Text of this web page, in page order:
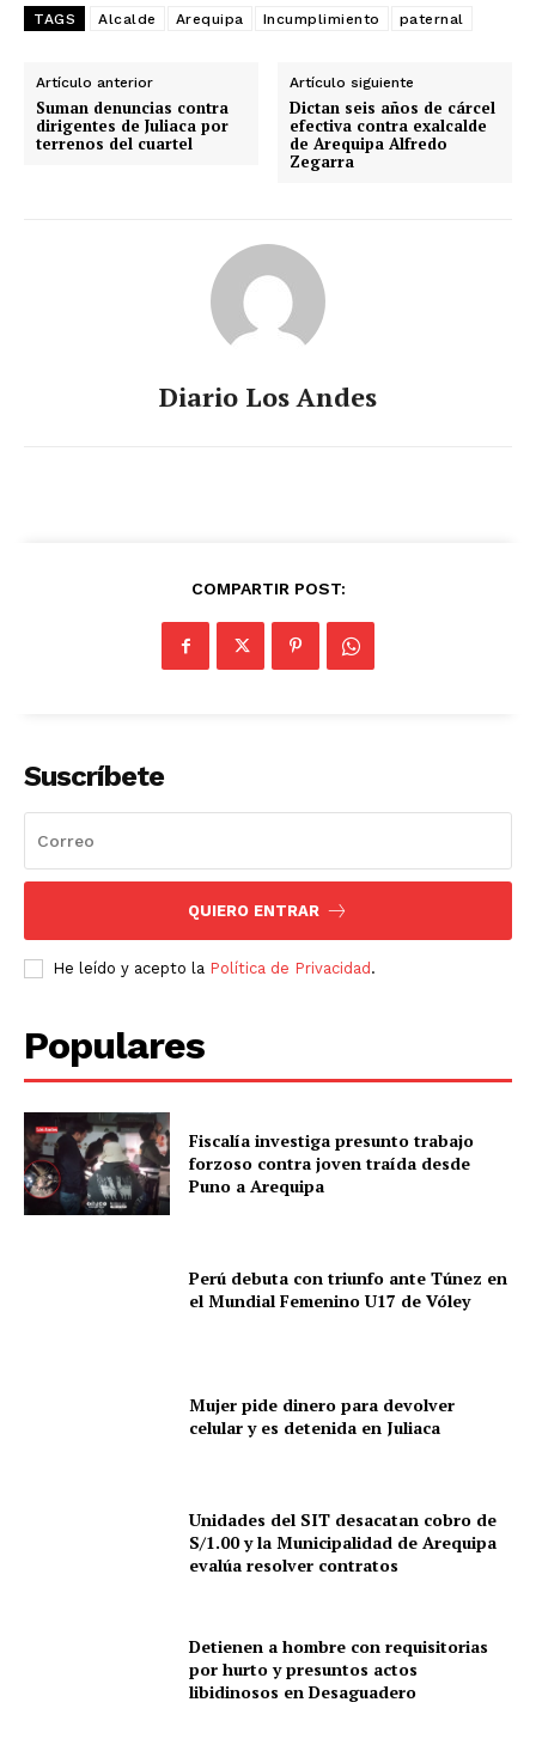
TAGS Alcalde Arequipa Incumplimiento paternal
Artículo anterior
Suman denuncias contra
dirigentes de Juliaca por
terrenos del cuartel
Artículo siguiente
Dictan seis años de cárcel
efectiva contra exalcalde
de Arequipa Alfredo
Zegarra
Diario Los Andes
COMPARTIR POST:
Suscríbete
QUIERO ENTRAR
He leído y acepto la Política de Privacidad .
Populares
Fiscalía investiga presunto trabajo
forzoso contra joven traída desde
Puno a Arequipa
Perú debuta con triunfo ante Túnez en
el Mundial Femenino U17 de Vóley
Mujer pide dinero para devolver
celular y es detenida en Juliaca
Unidades del SIT desacatan cobro de
S/1.00 y la Municipalidad de Arequipa
evalúa resolver contratos
Detienen a hombre con requisitorias
por hurto y presuntos actos
libidinosos en Desaguadero